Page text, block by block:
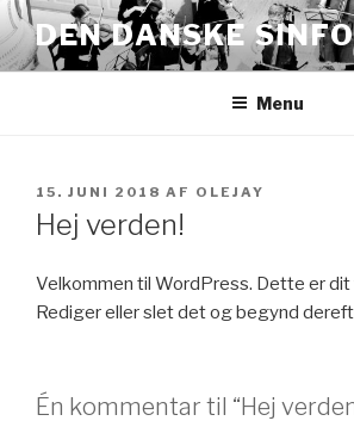
Videre
til
indhold
DEN DANSKE
Menu
UDGIVET
DEN
15. JUNI 2018 AF OLEJAY
Hej verden!
Velkommen til WordPress. Dette er
Rediger eller slet det og begynd
Én kommentar til “Hej